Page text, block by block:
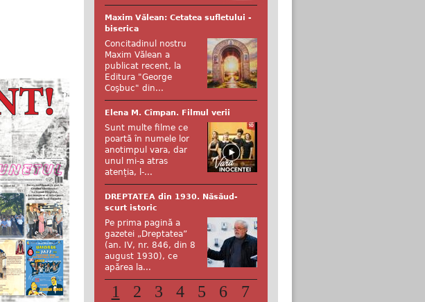
Maxim Vălean: Cetatea sufletului -
biserica
Concitadinul nostru
Maxim Vălean a
publicat recent, la
Editura "George
Coşbuc" din...
Elena M. Cîmpan. Filmul verii
Sunt multe filme ce
poartă în numele lor
anotimpul vara, dar
unul mi-a atras
atenția, l-...
DREPTATEA din 1930. Năsăud-
scurt istoric
Pe prima pagină a
gazetei „Dreptatea”
(an. IV, nr. 846, din 8
august 1930), ce
apărea la...
1 2 3 4 5 6
7